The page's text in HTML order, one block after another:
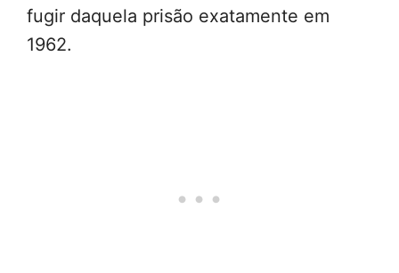
fugir daquela prisão exatamente em
1962.